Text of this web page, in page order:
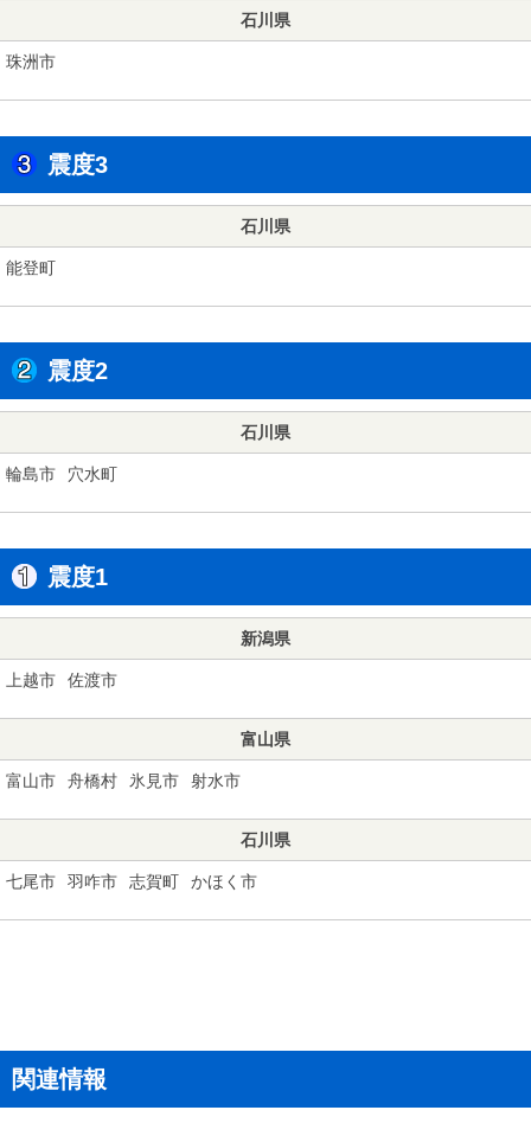
石川県
珠洲市
震度3
石川県
能登町
震度2
石川県
輪島市 穴水町
震度1
新潟県
上越市 佐渡市
富山県
富山市 舟橋村 氷見市 射水市
石川県
七尾市 羽咋市 志賀町 かほく市
関連情報